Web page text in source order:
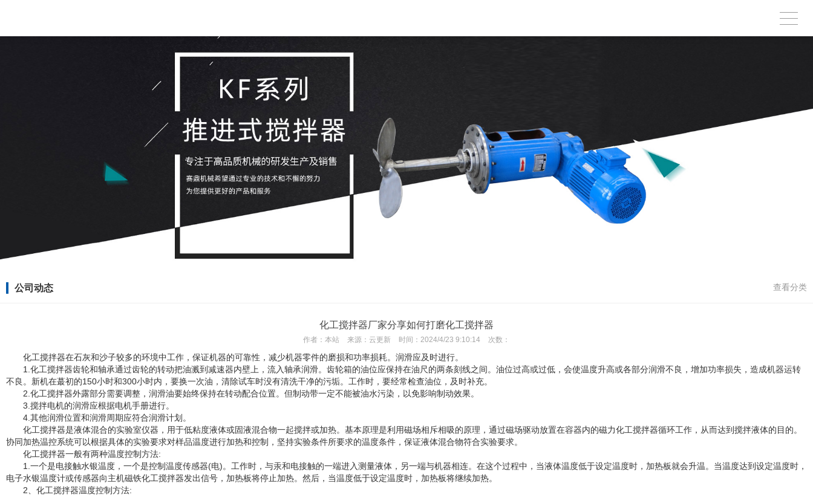
公司动态 查看分类
化工搅拌器厂家分享如何打磨化工搅拌器
作者： 本站 来源： 云更新 时间： 2024/4/23 9:10:14 次数：
化工搅拌器在石灰和沙子较多的环境中工作，保证机器的可靠性，减少机器零件的磨损和功率损耗。润滑应及时进行。
1.化工搅拌器齿轮和轴承通过齿轮的转动把油溅到减速器内壁上，流入轴承润滑。齿轮箱的油位应保持在油尺的两条刻线之间。油位过高或过低，会使温度升高或各部分润滑不良，增加功率损失，造成机器运转
不良。新机在蕞初的150小时和300小时内，要换一次油，清除试车时没有清洗干净的污垢。工作时，要经常检查油位，及时补充。
2.化工搅拌器外露部分需要调整，润滑油要始终保持在转动配合位置。但制动带一定不能被油水污染，以免影响制动效果。
3.搅拌电机的润滑应根据电机手册进行。
4.其他润滑位置和润滑周期应符合润滑计划。
化工搅拌器是液体混合的实验室仪器，用于低粘度液体或固液混合物一起搅拌或加热。基本原理是利用磁场相斥相吸的原理，通过磁场驱动放置在容器内的磁力化工搅拌器循环工作，从而达到搅拌液体的目的。
协同加热温控系统可以根据具体的实验要求对样品温度进行加热和控制，坚持实验条件所要求的温度条件，保证液体混合物符合实验要求。
化工搅拌器一般有两种温度控制方法:
1.一个是电接触水银温度，一个是控制温度传感器(电)。工作时，与汞和电接触的一端进入测量液体，另一端与机器相连。在这个过程中，当液体温度低于设定温度时，加热板就会升温。当温度达到设定温度时，
电子水银温度计或传感器向主机磁铁化工搅拌器发出信号，加热板将停止加热。然后，当温度低于设定温度时，加热板将继续加热。
2、化工搅拌器温度控制方法: